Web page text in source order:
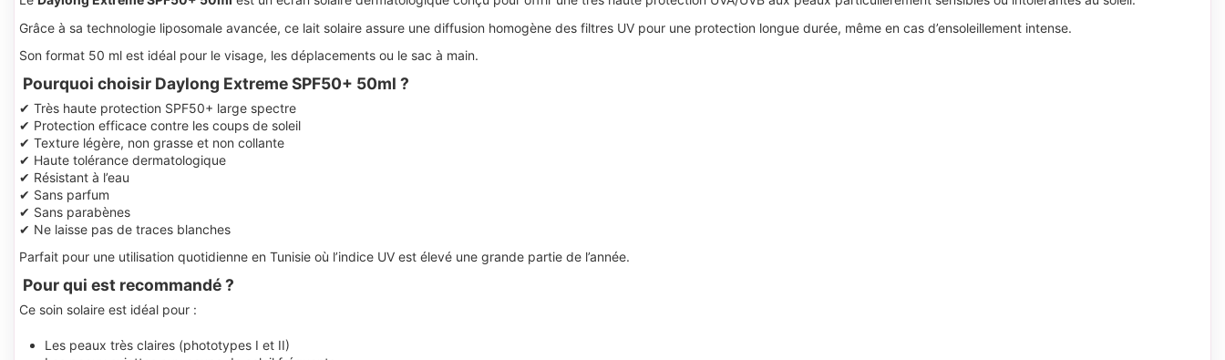
Grâce à sa technologie liposomale avancée, ce lait solaire assure une diffusion homogène des filtres UV pour une protection longue durée, même en cas d’ensoleillement intense.
Son format 50 ml est idéal pour le visage, les déplacements ou le sac à main.
Pourquoi choisir Daylong Extreme SPF50+ 50ml ?
✔ Très haute protection SPF50+ large spectre
✔ Protection efficace contre les coups de soleil
✔ Texture légère, non grasse et non collante
✔ Haute tolérance dermatologique
✔ Résistant à l’eau
✔ Sans parfum
✔ Sans parabènes
✔ Ne laisse pas de traces blanches
Parfait pour une utilisation quotidienne en Tunisie où l’indice UV est élevé une grande partie de l’année.
Pour qui est recommandé ?
Ce soin solaire est idéal pour :
Les peaux très claires (phototypes I et II)